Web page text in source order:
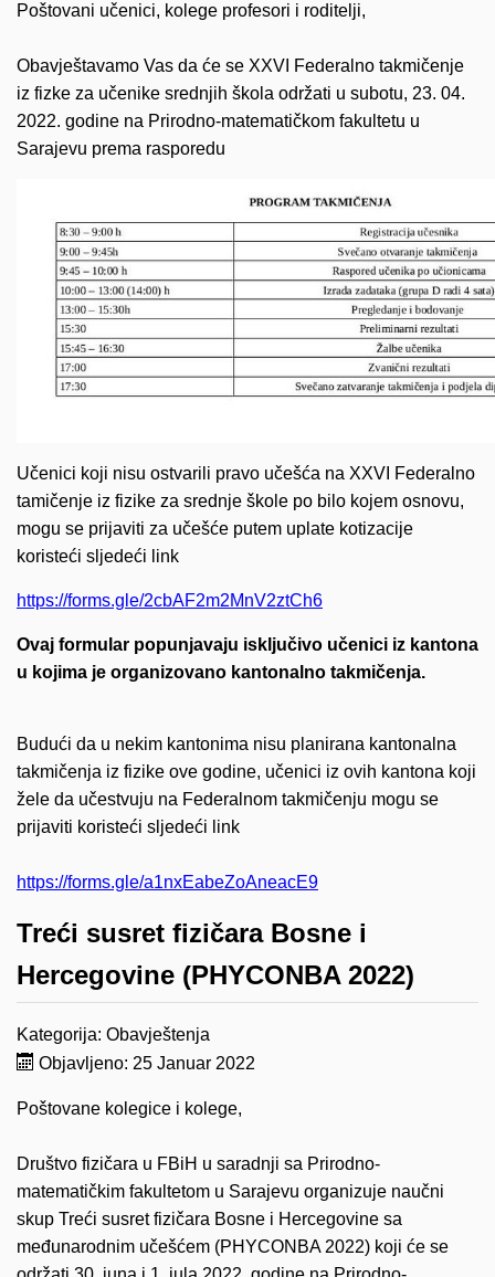
Poštovani učenici, kolege profesori i roditelji,
Obavještavamo Vas da će se XXVI Federalno takmičenje
iz fizke za učenike srednjih škola održati u subotu, 23. 04.
2022. godine na Prirodno-matematičkom fakultetu u
Sarajevu prema rasporedu
Učenici koji nisu ostvarili pravo učešća na XXVI Federalno
tamičenje iz fizike za srednje škole po bilo kojem osnovu,
mogu se prijaviti za učešće putem uplate kotizacije
koristeći sljedeći link
https://forms.gle/2cbAF2m2MnV2ztCh6
Ovaj formular popunjavaju isključivo učenici iz kantona
u kojima je organizovano kantonalno takmičenja.
Budući da u nekim kantonima nisu planirana kantonalna
takmičenja iz fizike ove godine, učenici iz ovih kantona koji
žele da učestvuju na Federalnom takmičenju mogu se
prijaviti koristeći sljedeći link
https://forms.gle/a1nxEabeZoAneacE9
Treći susret fizičara Bosne i
Hercegovine (PHYCONBA 2022)
Kategorija: Obavještenja
Objavljeno: 25 Januar 2022
Poštovane kolegice i kolege,
Društvo fizičara u FBiH u saradnji sa Prirodno-
matematičkim fakultetom u Sarajevu organizuje naučni
skup Treći susret fizičara Bosne i Hercegovine sa
međunarodnim učešćem (PHYCONBA 2022) koji će se